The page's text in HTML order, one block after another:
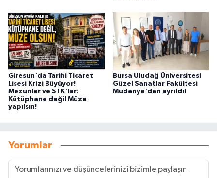
Giresun'da Tarihi Ticaret
Lisesi Krizi Büyüyor!
Mezunlar ve STK'lar:
Kütüphane değil Müze
yapılsın!
Bursa Uludağ Üniversitesi
Güzel Sanatlar Fakültesi
Mudanya'dan ayrıldı!
Yorumlar